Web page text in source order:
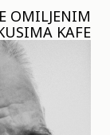
OMILJENIM
KAFE